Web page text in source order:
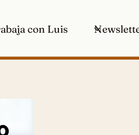
con Luis